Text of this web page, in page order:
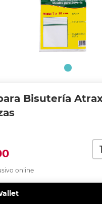
Bisutería
online